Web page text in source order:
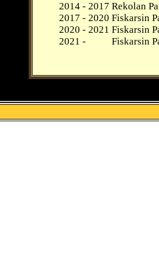
2014 - 2017 Rekolan
2017 - 2020 Fiskarsin
2020 - 2021 Fiskarsin
2021 -
Fiskarsin